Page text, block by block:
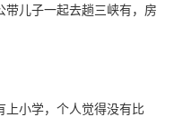
带儿子一起去趟三峡有，房
上小学，个人觉得没有比